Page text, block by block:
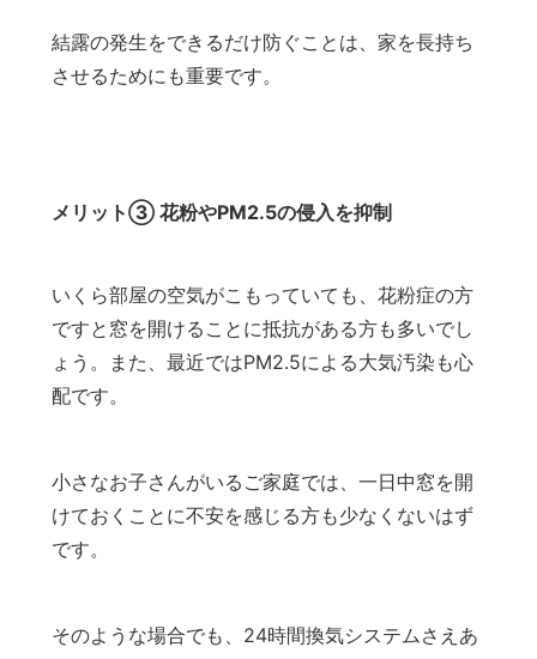
結露の発生をできるだけ防ぐことは、家を長持ち
させるためにも重要です。
メリット③ 花粉やPM2.5の侵入を抑制
いくら部屋の空気がこもっていても、花粉症の方
ですと窓を開けることに抵抗がある方も多いでし
ょう。また、最近ではPM2.5による大気汚染も心
配です。
小さなお子さんがいるご家庭では、一日中窓を開
けておくことに不安を感じる方も少なくないはず
です。
そのような場合でも、24時間換気システムさえあ